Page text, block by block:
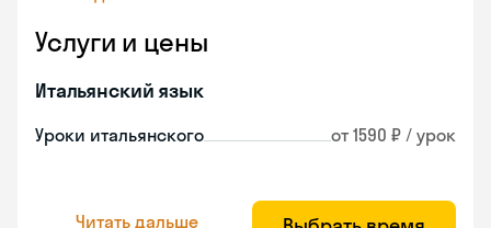
Услуги и цены
Итальянский язык
Уроки итальянского от 1590 ₽ / урок
Читать дальше